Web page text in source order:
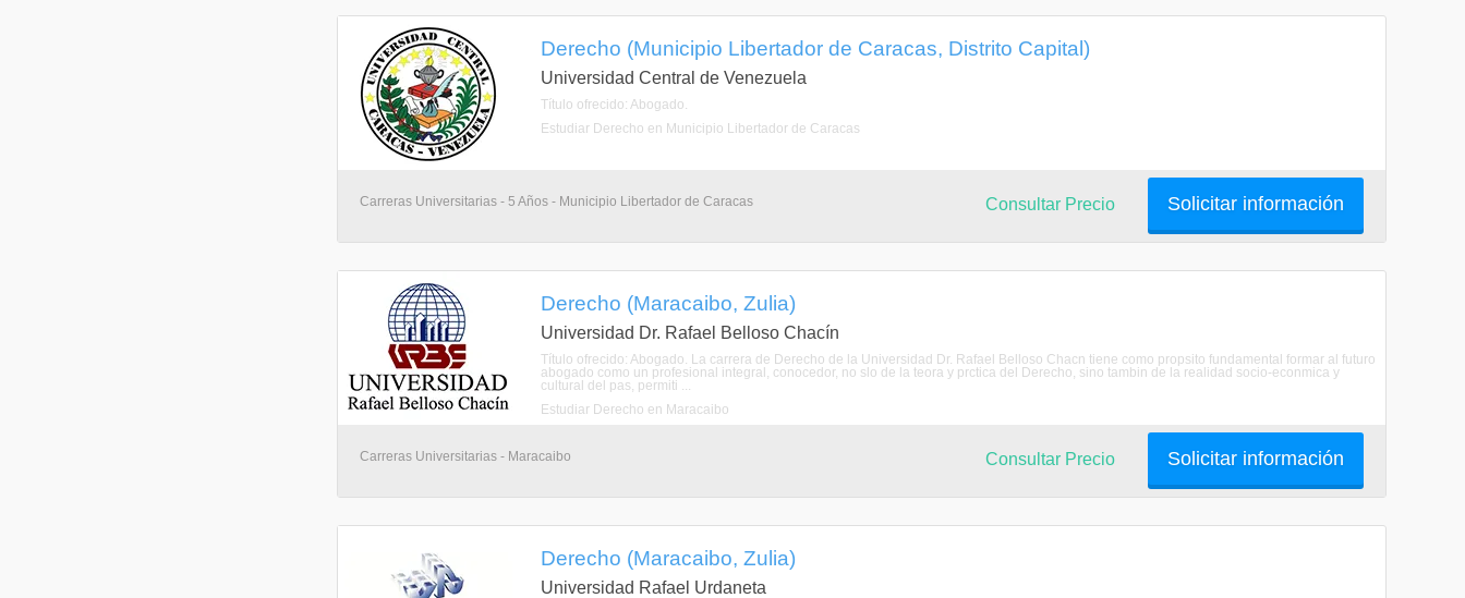
Derecho (Municipio Libertador de Caracas, Distrito Capital)
Universidad Central de Venezuela
Título ofrecido: Abogado.
Estudiar Derecho en Municipio Libertador de Caracas
Carreras Universitarias - 5 Años - Municipio Libertador de Caracas Solicitar información
Consultar Precio
Derecho (Maracaibo, Zulia)
Universidad Dr. Rafael Belloso Chacín
Título ofrecido: Abogado. La carrera de Derecho de la Universidad Dr. Rafael Belloso Chacn tiene como propsito fundamental formar al futuro
abogado como un profesional integral, conocedor, no slo de la teora y prctica del Derecho, sino tambin de la realidad socio-econmica y
cultural del pas, permiti ...
Estudiar Derecho en Maracaibo
Carreras Universitarias - Maracaibo Solicitar información
Consultar Precio
Derecho (Maracaibo, Zulia)
Universidad Rafael Urdaneta